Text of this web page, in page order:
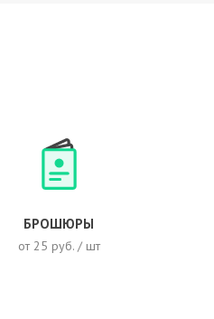
от 25 руб. / шт
БРОШЮРЫ